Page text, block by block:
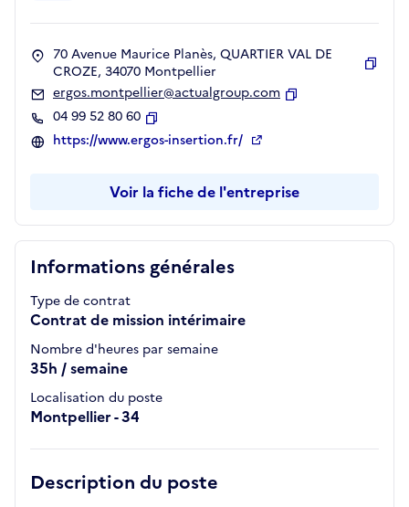
Informations générales
Type de contrat
Contrat de mission intérimaire
Nombre d'heures par semaine
35h / semaine
Localisation du poste
Montpellier - 34
Description du poste
70 Avenue Maurice Planès, QUARTIER VAL DE
CROZE, 34070 Montpellier
ergos.montpellier@actualgroup.com
04 99 52 80 60
Copier
https://www.ergos-insertion.fr/
Voir la fiche de l'entreprise